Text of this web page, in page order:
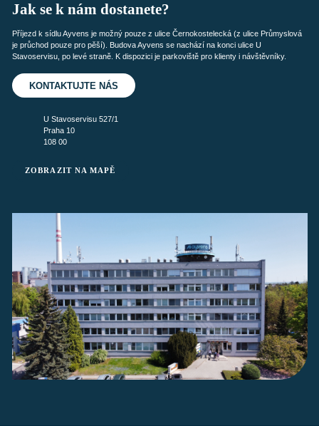
Jak se k nám dostanete?
Příjezd k sídlu Ayvens je možný pouze z ulice Černokostelecká (z ulice Průmyslová
je průchod pouze pro pěší). Budova Ayvens se nachází na konci ulice U
Stavoservisu, po levé straně. K dispozici je parkoviště pro klienty i návštěvníky.
KONTAKTUJTE NÁS
U Stavoservisu 527/1
Praha 10
108 00
ZOBRAZIT NA MAPĚ